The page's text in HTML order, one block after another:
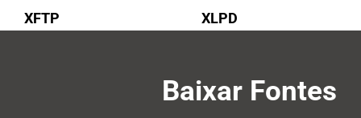
XFTP
XLPD
Baixar Fontes